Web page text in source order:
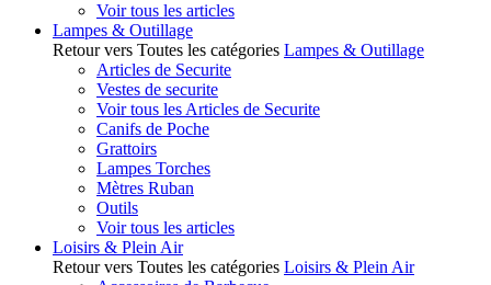
Voir tous les articles
Lampes & Outillage
Retour vers Toutes les catégories Lampes & Outillage
Articles de Securite
Vestes de securite
Voir tous les Articles de Securite
Canifs de Poche
Grattoirs
Lampes Torches
Mètres Ruban
Outils
Voir tous les articles
Loisirs & Plein Air
Retour vers Toutes les catégories Loisirs & Plein Air